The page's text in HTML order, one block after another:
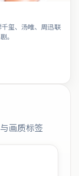
玺、汤唯、周迅联
。
画质标签